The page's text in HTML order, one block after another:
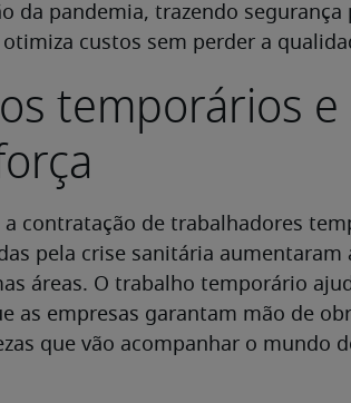
da pandemia, trazendo segurança
custos sem perder a
temporários
contratação de trabalhadores
pela crise sanitária aumentaram
áreas. O trabalho temporário
as empresas garantam mão de
que vão acompanhar o mundo